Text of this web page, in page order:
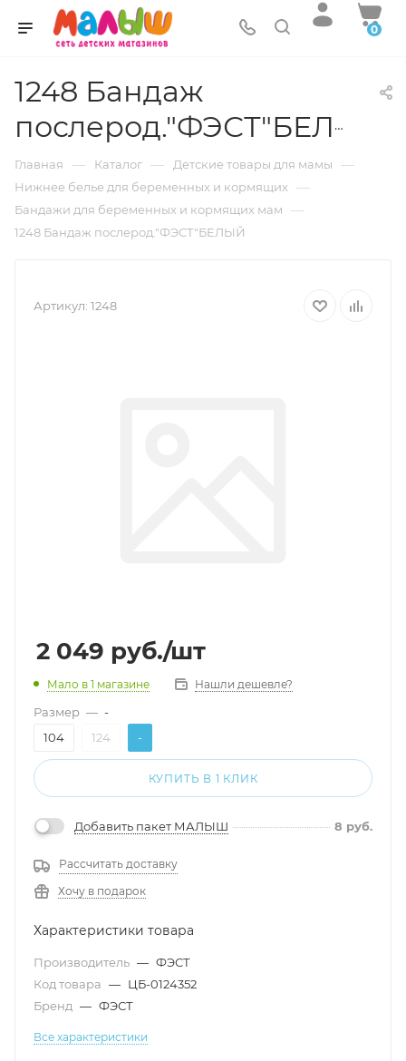
0
1248 Бандаж
послерод."ФЭСТ"БЕЛЫЙ
Главная — Каталог — Детские товары для мамы —
Нижнее белье для беременных и кормящих —
Бандажи для беременных и кормящих мам —
1248 Бандаж послерод."ФЭСТ"БЕЛЫЙ
Артикул: 1248
2 049 руб./шт
Мало в 1 магазине Нашли дешевле?
Размер — -
104
124 -
КУПИТЬ В 1 КЛИК
Добавить пакет МАЛЫШ 8 руб.
Рассчитать доставку
Хочу в подарок
Характеристики товара
Производитель — ФЭСТ
Код товара — ЦБ-0124352
Бренд — ФЭСТ
Все характеристики